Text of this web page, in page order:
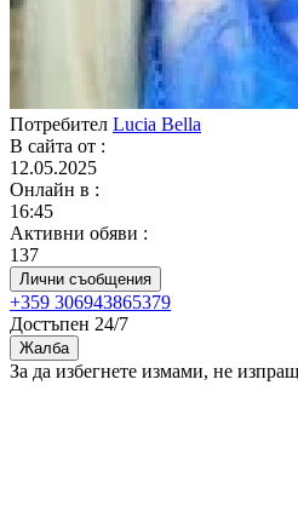
Потребител Lucia Bella
В сайта от :
12.05.2025
Онлайн в :
16:45
Активни обяви :
137
Лични съобщения
+359 306943865379
Достъпен 24/7
Жалба
За да избегнете измами, не